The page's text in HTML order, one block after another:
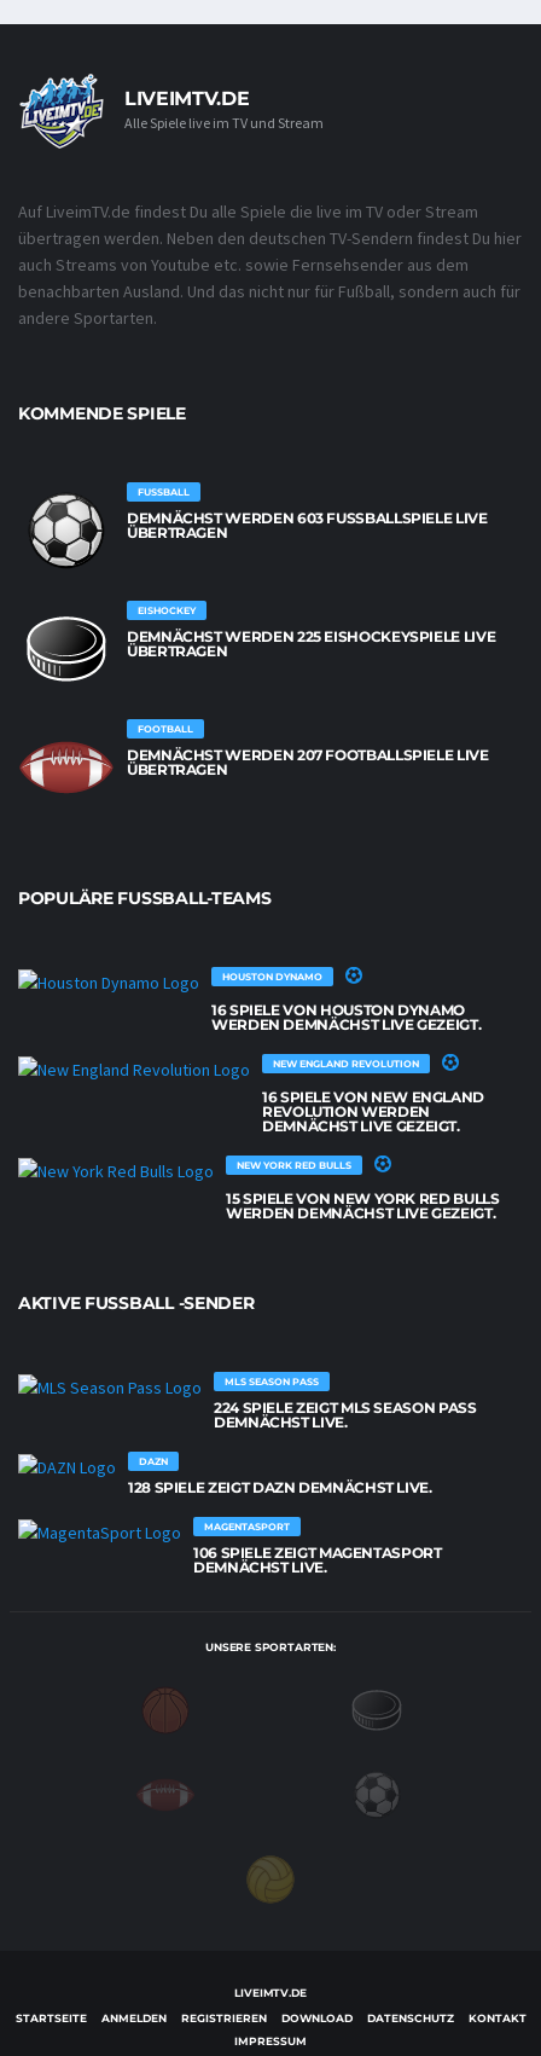
LIVEIMTV.DE
Alle Spiele live im TV und Stream
Auf LiveimTV.de findest Du alle Spiele die live im TV oder Stream
übertragen werden. Neben den deutschen TV-Sendern findest Du hier
auch Streams von Youtube etc. sowie Fernsehsender aus dem
benachbarten Ausland. Und das nicht nur für Fußball, sondern auch für
andere Sportarten.
KOMMENDE SPIELE
FUSSBALL
DEMNÄCHST WERDEN 603 FUSSBALLSPIELE LIVE Ü
BERTRAGEN
EISHOCKEY
DEMNÄCHST WERDEN 225 EISHOCKEYSPIELE LIVE
ÜBERTRAGEN
FOOTBALL
DEMNÄCHST WERDEN 207 FOOTBALLSPIELE LIVE
ÜBERTRAGEN
POPULÄRE FUSSBALL-TEAMS
HOUSTON DYNAMO
16 SPIELE VON HOUSTON DYNAMO
WERDEN DEMNÄCHST LIVE GEZEIGT.
NEW ENGLAND REVOLUTION
16 SPIELE VON NEW ENGLAND
REVOLUTION WERDEN
DEMNÄCHST LIVE GEZEIGT.
NEW YORK RED BULLS
15 SPIELE VON NEW YORK RED BULLS
WERDEN DEMNÄCHST LIVE GEZEIGT.
AKTIVE FUSSBALL -SENDER
MLS SEASON PASS
224 SPIELE ZEIGT MLS SEASON PASS
DEMNÄCHST LIVE.
DAZN
128 SPIELE ZEIGT DAZN DEMNÄCHST LIVE.
MAGENTASPORT
106 SPIELE ZEIGT MAGENTASPORT
DEMNÄCHST LIVE.
UNSERE SPORTARTEN:
LIVEIMTV.DE
STARTSEITE
ANMELDEN REGISTRIEREN DOWNLOAD DATENSCHUTZ
KONTAKT
IMPRESSUM